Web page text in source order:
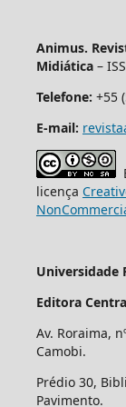
Animus.
Midiática–
Telefone: +55
E-mail:
licença
Universidade
Editora
Av. Roraima,
Camobi.
Prédio 30,
Pavimento.